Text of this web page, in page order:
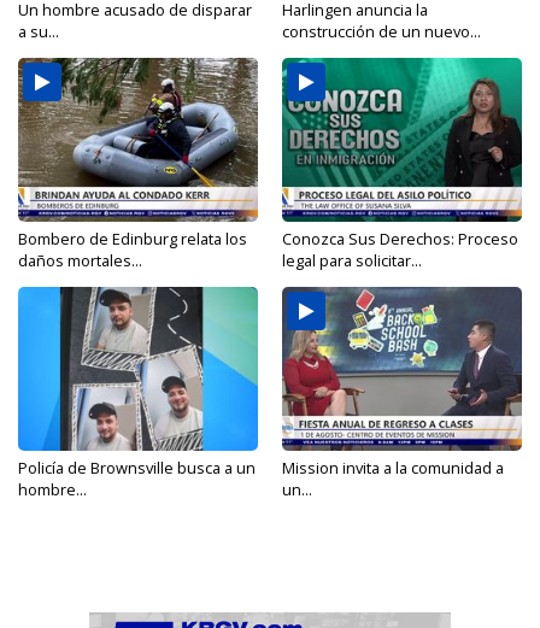
Un hombre acusado de disparar
a su...
Harlingen anuncia la
construcción de un nuevo...
Bombero de Edinburg relata los
daños mortales...
Conozca Sus Derechos: Proceso
legal para solicitar...
Policía de Brownsville busca a un
hombre...
Mission invita a la comunidad a
un...